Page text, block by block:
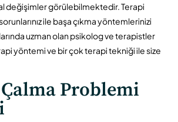
değişimler görülebilmektedir. Terapi
ile başa çıkma yöntemlerinizi
uzman olan psikolog ve terapistler
yöntemi ve bir çok terapi tekniği ile size
Problemi